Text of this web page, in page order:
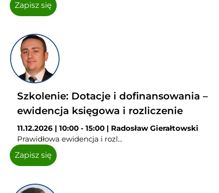
Zapisz się
Szkolenie: Dotacje i dofinansowania –
ewidencja księgowa i rozliczenie
11.12.2026 | 10:00 - 15:00 | Radosław Gierałtowski
Prawidłowa ewidencja i rozl...
Zapisz się